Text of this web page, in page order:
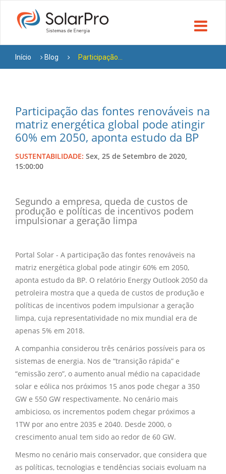
Início Blog Participação...
Participação das fontes renováveis na
matriz energética global pode atingir
60% em 2050, aponta estudo da BP
SUSTENTABILIDADE: Sex, 25 de Setembro de 2020,
15:00:00
Segundo a empresa, queda de custos de
produção e políticas de incentivos podem
impulsionar a geração limpa
Portal Solar - A participação das fontes renováveis na
matriz energética global pode atingir 60% em 2050,
aponta estudo da BP. O relatório Energy Outlook 2050 da
petroleira mostra que a queda de custos de produção e
políticas de incentivos podem impulsionar a geração
limpa, cuja representatividade no mix mundial era de
apenas 5% em 2018.
A companhia considerou três cenários possíveis para os
sistemas de energia. Nos de “transição rápida” e
“emissão zero”, o aumento anual médio na capacidade
solar e eólica nos próximos 15 anos pode chegar a 350
GW e 550 GW respectivamente. No cenário mais
ambicioso, os incrementos podem chegar próximos a
1TW por ano entre 2035 e 2040. Desde 2000, o
crescimento anual tem sido ao redor de 60 GW.
Mesmo no cenário mais conservador, que considera que
as políticas, tecnologias e tendências sociais evoluam na